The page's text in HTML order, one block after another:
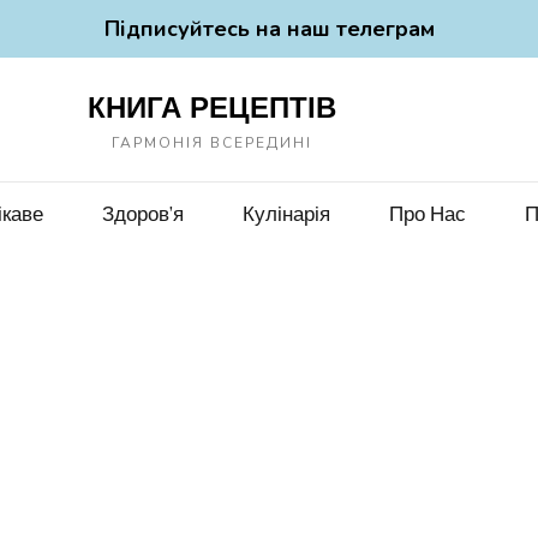
Підписуйтесь на наш телеграм
КНИГА РЕЦЕПТІВ
ГАРМОНІЯ ВСЕРЕДИНІ
Здоров’я Кулінарія Про Нас